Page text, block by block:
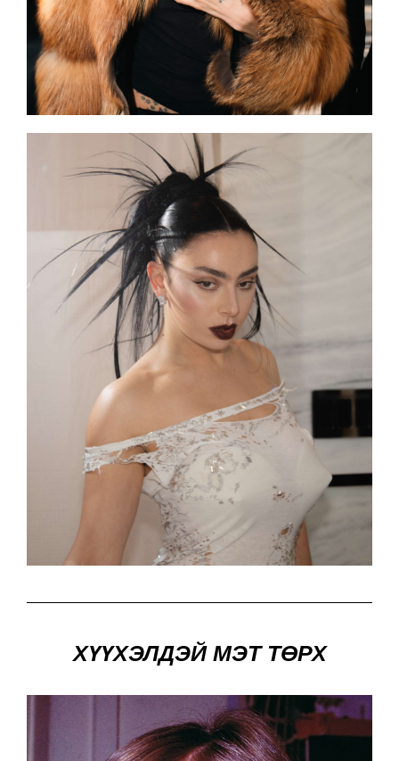
ХҮҮХЭЛДЭЙ МЭТ ТӨРХ